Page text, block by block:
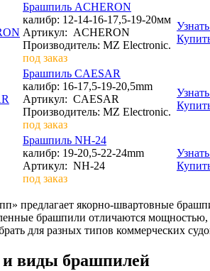
Брашпиль ACHERON
калибр: 12-14-16-17,5-19-20мм
Артикул: ACHERON
Производитель: MZ Electronic.
под заказ
Брашпиль CAESAR
калибр: 16-17,5-19-20,5mm
Артикул: CAESAR
Производитель: MZ Electronic.
под заказ
Брашпиль NH-24
калибр: 19-20,5-22-24mm
Артикул: NH-24
под заказ
предлагает якорно-швартовные
брашпили отличаются
для разных типов коммерческих
и виды брашпилей